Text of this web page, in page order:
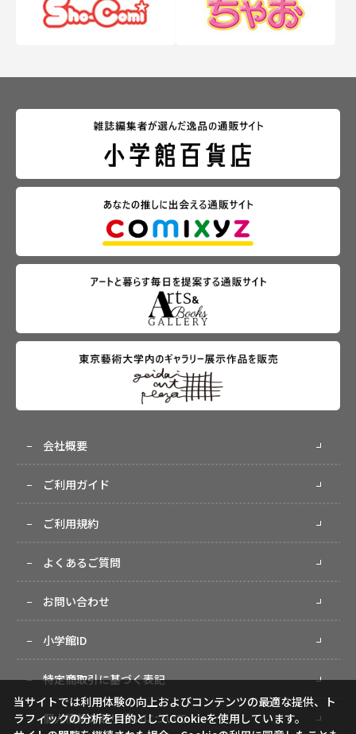
会社概要
ご利用ガイド
ご利用規約
よくあるご質問
お問い合わせ
小学館ID
特定商取引に基づく表記
個人情報の取り扱いについて
当サイトでは利用体験の向上およびコンテンツの最適な提供、ト
ラフィックの分析を目的としてCookieを使用しています。